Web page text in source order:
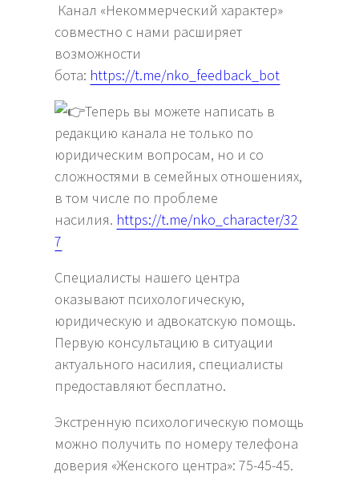
Канал «Некоммерческий характер»
совместно с нами расширяет
возможности
бота: https://t.me/nko_feedback_bot
Теперь вы можете написать в
редакцию канала не только по
юридическим вопросам, но и со
сложностями в семейных отношениях,
в том числе по проблеме
насилия. https://t.me/nko_character/32
7
Специалисты нашего центра
оказывают психологическую,
юридическую и адвокатскую помощь.
Первую консультацию в ситуации
актуального насилия, специалисты
предоставляют бесплатно.
Экстренную психологическую помощь
можно получить по номеру телефона
доверия «Женского центра»: 75-45-45.